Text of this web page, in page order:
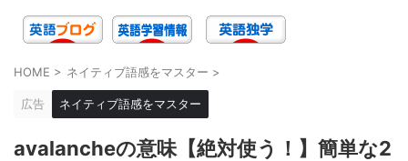
HOME > ネイティブ語感をマスター >
広告 ネイティブ語感をマスター
avalancheの意味【絶対使う！】簡単な2